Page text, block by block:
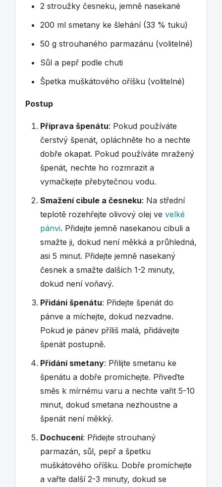
2 stroužky česneku, jemně nasekané
200 ml smetany ke šlehání (33 % tuku)
50 g strouhaného parmazánu (volitelné)
Sůl a pepř podle chuti
Špetka muškátového oříšku (volitelné)
Postup
Příprava špenátu: Pokud používáte
čerstvý špenát, opláchněte ho a nechte
dobře okapat. Pokud používáte mražený
špenát, nechte ho rozmrazit a
vymačkejte přebytečnou vodu.
Smažení cibule a česneku: Na střední
teplotě rozehřejte olivový olej ve velké
pánvi. Přidejte jemně nasekanou cibuli a
smažte ji, dokud není měkká a průhledná,
asi 5 minut. Přidejte jemně nasekaný
česnek a smažte dalších 1-2 minuty,
dokud není voňavý.
Přidání špenátu: Přidejte špenát do
pánve a míchejte, dokud nezvadne.
Pokud je pánev příliš malá, přidávejte
špenát postupně.
Přidání smetany: Přilijte smetanu ke
špenátu a dobře promíchejte. Přiveďte
směs k mírnému varu a nechte vařit 5-10
minut, dokud smetana nezhoustne a
špenát není měkký.
Dochucení: Přidejte strouhaný
parmazán, sůl, pepř a špetku
muškátového oříšku. Dobře promíchejte
a vařte další 2-3 minuty, dokud se